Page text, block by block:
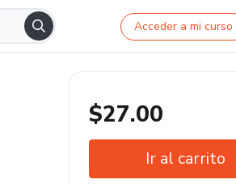
Acceder a mi curso
$27.00
Ir al carrito